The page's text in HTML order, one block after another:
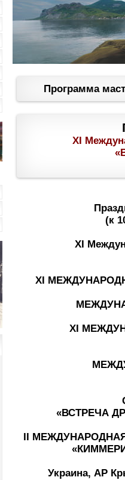
Программа
ХI
(к
XI
XІ
XІ
«ВСТРЕЧА
II
Украина, АР